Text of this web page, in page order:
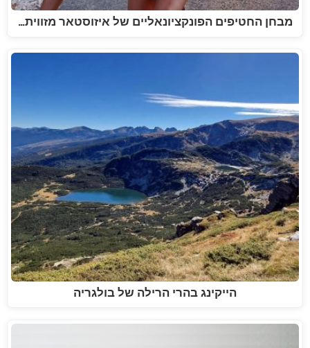
מבחן החטיפים הפונקציונאליים של איזוסטאר מזווית…
הייקינג בהרי הרילה של בולגריה